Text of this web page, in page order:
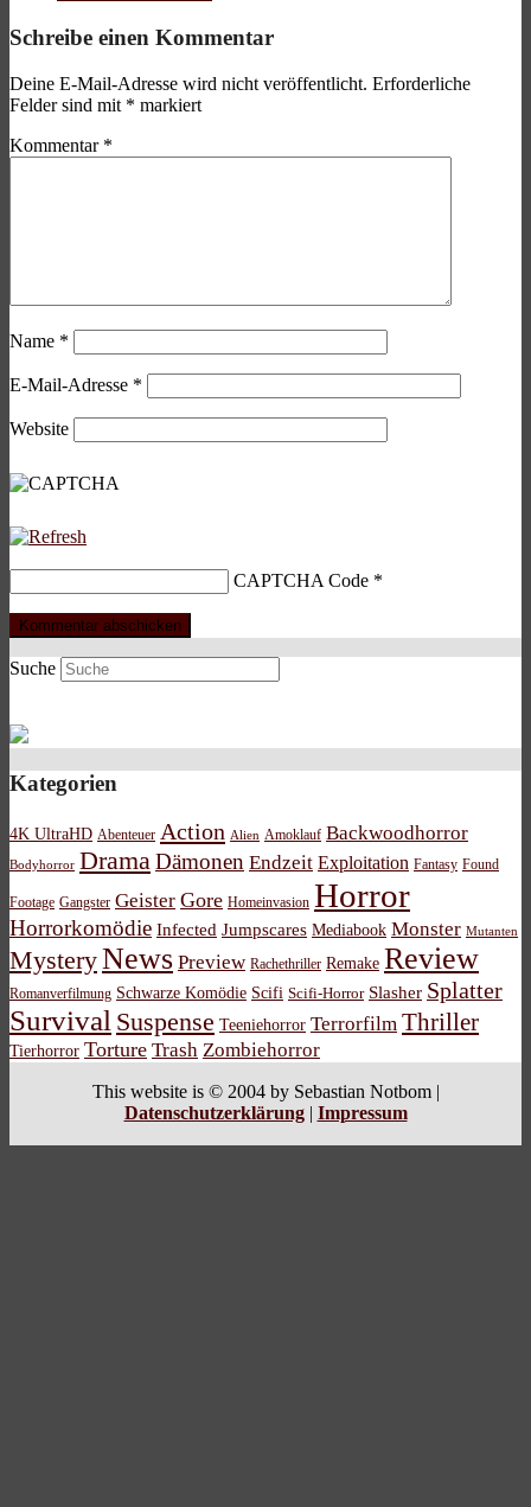
Schreibe einen Kommentar
Deine E-Mail-Adresse wird nicht veröffentlicht. Erforderliche
Felder sind mit * markiert
Kommentar *
Name *
E-Mail-Adresse *
Website
CAPTCHA Code *
Suche
Kategorien
4K UltraHD Abenteuer Action Alien Amoklauf Backwoodhorror
Bodyhorror DramaDämonen Endzeit Exploitation Fantasy Found
Footage Gangster Geister Gore Homeinvasion Horror
Horrorkomödie Infected Jumpscares Mediabook Monster Mutanten
MysteryNews Preview Rachethriller Remake Review
Romanverfilmung Schwarze Komödie Scifi Scifi-Horror Slasher Splatter
Survival Suspense Teeniehorror Terrorfilm Thriller
Tierhorror Torture Trash Zombiehorror
This website is © 2004 by Sebastian Notbom |
Datenschutzerklärung| Impressum